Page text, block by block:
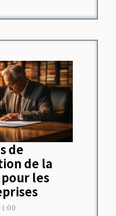
de
de la
les